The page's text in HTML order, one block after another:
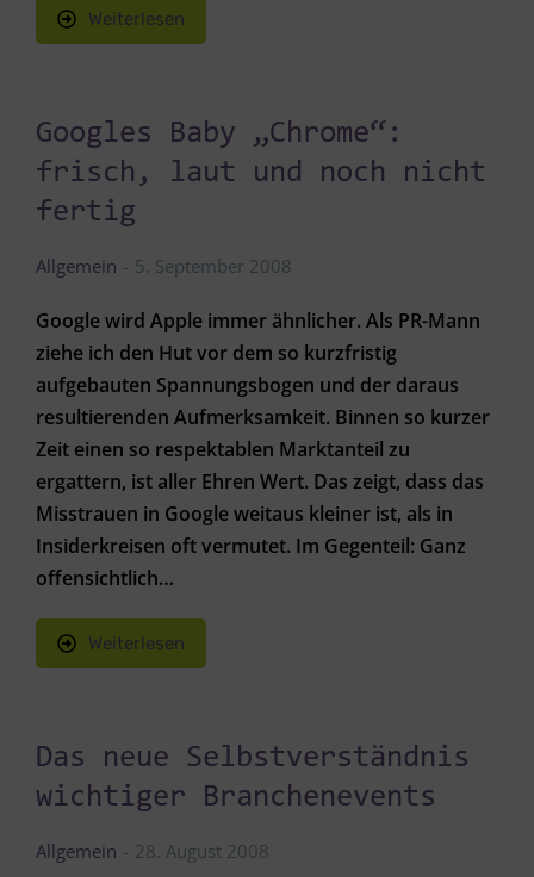
Weiterlesen
Googles Baby „Chrome“:
frisch, laut und noch nicht
fertig
Allgemein 5. September 2008
Google wird Apple immer ähnlicher. Als PR-Mann
ziehe ich den Hut vor dem so kurzfristig
aufgebauten Spannungsbogen und der daraus
resultierenden Aufmerksamkeit. Binnen so kurzer
Zeit einen so respektablen Marktanteil zu
ergattern, ist aller Ehren Wert. Das zeigt, dass das
Misstrauen in Google weitaus kleiner ist, als in
Insiderkreisen oft vermutet. Im Gegenteil: Ganz
offensichtlich…
Weiterlesen
Das neue Selbstverständnis
wichtiger Branchenevents
Allgemein 28. August 2008